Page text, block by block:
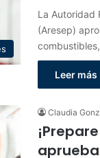
La Autoridad
(Aresep)
Leer más
Claudia